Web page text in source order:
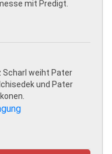
mit Predigt.
Scharl weiht Pater
und Pater